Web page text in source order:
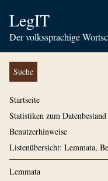
LegIT
Der volkssprachige
Suche
Startseite
Statistiken zum Datenbestand
Benutzerhinweise
Listenübersicht: Lemmata,
Lemmata